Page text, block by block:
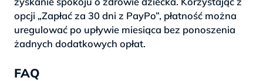
opcji „Zapłać za 30 dni z PayPo”, płatność można
uregulować po upływie miesiąca bez ponoszenia
żadnych dodatkowych opłat.
FAQ